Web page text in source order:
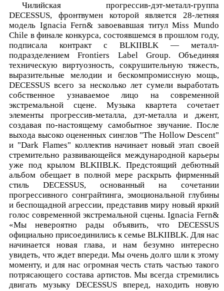
Чилийская прогрессив-дэт-металл-группа
DECESSUS, фронтвумен которой является 28-летняя
модель Ignacia Fern& завоевавшая титул Miss Mundo
Chile в финале конкурса, состоявшемся в прошлом году,
подписала контракт с BLKIIBLK — металл-
подразделением Frontiers Label Group. Объединяя
техническую виртуозность, сокрушительную тяжесть,
выразительные мелодии и бескомпромиссную мощь,
DECESSUS всего за несколько лет сумели выработать
собственное узнаваемое лицо на современной
экстремальной сцене. Музыка квартета сочетает
элементы прогрессив-металла, дэт-металла и джент,
создавая по-настоящему самобытное звучание. После
выхода высоко оцененных синглов "The Hollow Descent"
и "Dark Flames" коллектив начинает новый этап своей
стремительно развивающейся международной карьеры
уже под крылом BLKIIBLK. Предстоящий дебютный
альбом обещает в полной мере раскрыть фирменный
стиль DECESSUS, основанный на сочетании
прогрессивного сонграйтинга, эмоциональной глубины
и беспощадной агрессии, представив миру новый яркий
голос современной экстремальной сцены. Ignacia Fern&
«Мы невероятно рады объявить, что DECESSUS
официально присоединились к семье BLKIIBLK. Для нас
начинается новая глава, и нам безумно интересно
увидеть, что ждет впереди. Мы очень долго шли к этому
моменту, и для нас огромная честь стать частью такого
потрясающего состава артистов. Мы всегда стремились
двигать музыку DECESSUS вперед, находить новую